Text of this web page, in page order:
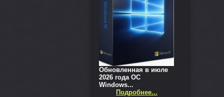
Обновленная в июле
2026 года ОС
Windows...
Подробнее...